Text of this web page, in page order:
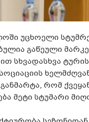
უცხოელი
გაწეული
სხვადასხვა
რომ
მეტი სტუმარი